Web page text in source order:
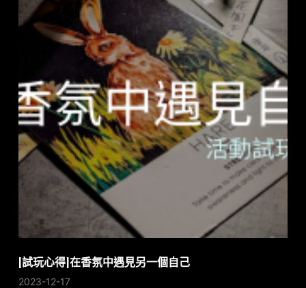
[試玩心得]在香氛中遇見另一個自己
2023-12-17